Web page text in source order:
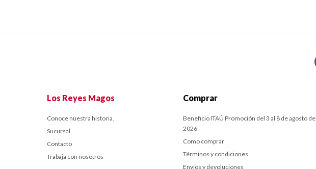
Los Reyes Magos
Conoce nuestra historia.
Sucursal
Contacto
Trabaja con nosotros
Comprar
Beneficio ITAÚ Promoción del 3 al 8 de agosto de
2026
Como comprar
Términos y condiciones
Envíos y devoluciones